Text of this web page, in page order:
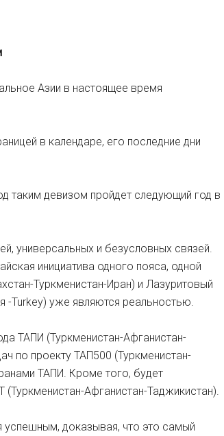
Азии в настоящее время
в календаре, его последние дни
таким девизом пройдет следующий год в
универсальных и безусловных связей.
инициатива одного пояса, одной
Туркменистан-Иран) и Лазуритовый
-Turkey) уже являются реальностью.
ТАПИ (Туркменистан-Афганистан-
по проекту ТАП500 (Туркменистан-
ТАПИ. Кроме того, будет
Афганистан-Таджикистан).
успешным, доказывая, что это самый